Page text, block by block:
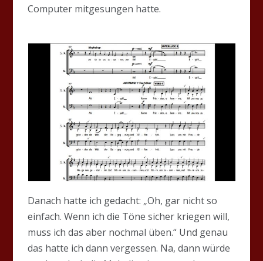
Computer mitgesungen hatte.
Danach hatte ich gedacht: „Oh, gar nicht so
einfach. Wenn ich die Töne sicher kriegen will,
muss ich das aber nochmal üben.“ Und genau
das hatte ich dann vergessen. Na, dann würde